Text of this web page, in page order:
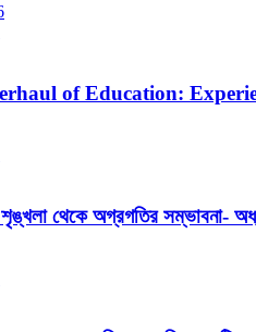
of Education:
থেকে অগ্রগতির সম্ভাবনা-